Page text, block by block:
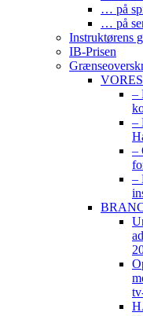
… på
… på
Instruktørens
IB-Prisen
–
–
–
–